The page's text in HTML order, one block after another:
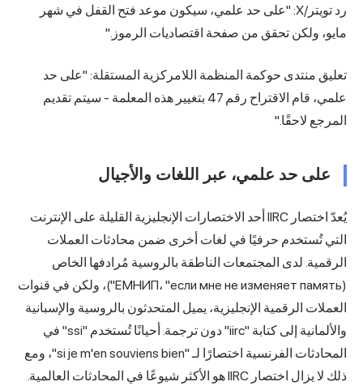
رد تويتر/X: "على حد علمي، سيكون موعد فتح القفل في شهر
مايو، ولكن تحقق من صفحة اقتصاديات الرموز."
تعليق منتدى حوكمة المنظمة اللامركزية المستقلة: "على حد
علمي، قام الاقتراح رقم 47 بتغيير هذه المعلمة - سيتم تقديم
المرجع لاحقًا."
على حد علمي، عبر اللغات والأجيال
يُعدّ اختصار IIRC أحد الاختصارات الإنجليزية القليلة على الإنترنت
التي تُستخدم حرفيًا في لغات أخرى ضمن محادثات العملات
الرقمية. لدى المجتمعات الناطقة بالروسية مُرادفها الخاص
(ЕМНИП، "если мне не изменяет память")، ولكن في قنوات
العملات الرقمية الإنجليزية، يميل المتحدثون بالروسية والإسبانية
والألمانية إلى كتابة "iirc" دون ترجمة. أحيانًا تُستخدم "ssi" في
المحادثات الفرنسية اختصارًا لـ "si je m'en souviens bien"، ومع
ذلك لا يزال اختصار IIRC هو الأكثر شيوعًا في المحادثات العالمية.